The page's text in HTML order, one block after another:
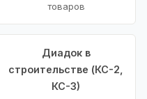
товаров
Диадок в
строительстве (КС-2,
КС-3)